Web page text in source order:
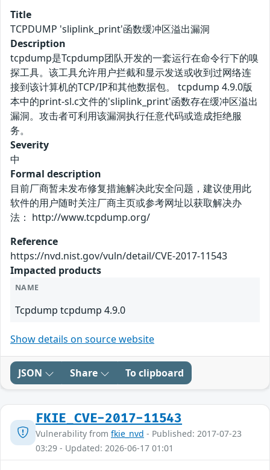
Title
TCPDUMP 'sliplink_print'函数缓冲区溢出漏洞
Description
tcpdump是Tcpdump团队开发的一套运行在命令行下的嗅
探工具。该工具允许用户拦截和显示发送或收到过网络连
接到该计算机的TCP/IP和其他数据包。 tcpdump 4.9.0版
本中的print-sl.c文件的'sliplink_print'函数存在缓冲区溢出
漏洞。攻击者可利用该漏洞执行任意代码或造成拒绝服
务。
Severity
中
Formal description
目前厂商暂未发布修复措施解决此安全问题，建议使用此
软件的用户随时关注厂商主页或参考网址以获取解决办
法： http://www.tcpdump.org/
Reference
https://nvd.nist.gov/vuln/detail/CVE-2017-11543
Impacted products
NAME
Tcpdump tcpdump 4.9.0
Show details on source website
JSON Share To clipboard
FKIE_CVE-2017-11543
Vulnerability from fkie_nvd - Published: 2017-07-23
03:29 - Updated: 2026-06-17 01:01